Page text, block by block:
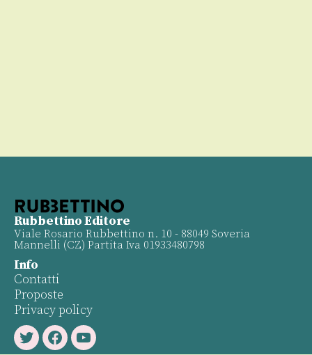
Rubbettino Editore
Viale Rosario Rubbettino n. 10 - 88049 Soveria
Mannelli (CZ) Partita Iva 01933480798
Info
Contatti
Proposte
Privacy policy
TwitterFacebookYoutube